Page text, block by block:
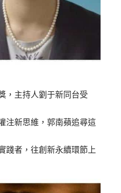
，主持人劉于新同台受
注新思維，郭南蘋追尋這
踐者，往創新永續環節上